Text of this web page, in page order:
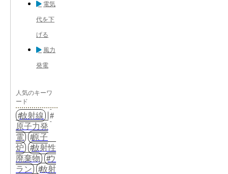
電気
代を下
げる
風力
発電
人気のキーワ
ード
放射線
原子力発
電
原子
炉
放射性
廃棄物
ウ
ラン
放射